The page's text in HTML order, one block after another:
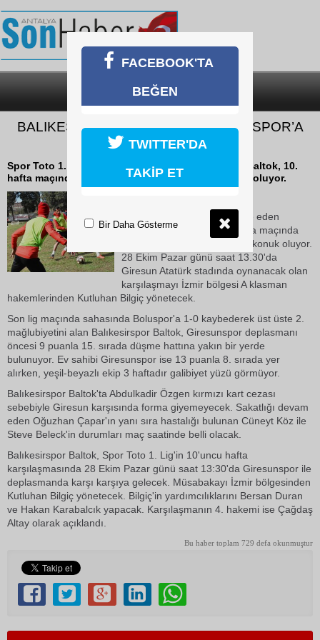
SON DAKİKA
BALIKESİRSPOR BALTOK GİRESUNSPOR’A
KONUK OLUYOR
Spor Toto 1. Lig'de mücadele eden Balıkesirspor Baltok, 10.
hafta maçında deplasmanda Giresunspor'a konuk oluyor.
Spor Toto 1. Lig'de mücadele eden
Balıkesirspor Baltok, 10. hafta maçında
deplasmanda Giresunspor'a konuk oluyor.
28 Ekim Pazar günü saat 13.30'da
Giresun Atatürk stadında oynanacak olan
karşılaşmayı İzmir bölgesi A klasman
hakemlerinden Kutluhan Bilgiç yönetecek.
Son lig maçında sahasında Boluspor'a 1-0 kaybederek üst üste 2.
mağlubiyetini alan Balıkesirspor Baltok, Giresunspor deplasmanı
öncesi 9 puanla 15. sırada düşme hattına yakın bir yerde
bulunuyor. Ev sahibi Giresunspor ise 13 puanla 8. sırada yer
alırken, yeşil-beyazlı ekip 3 haftadır galibiyet yüzü görmüyor.
Balıkesirspor Baltok'ta Abdulkadir Özgen kırmızı kart cezası
sebebiyle Giresun karşısında forma giyemeyecek. Sakatlığı devam
eden Oğuzhan Çapar'ın yanı sıra hastalığı bulunan Cüneyt Köz ile
Steve Beleck'in durumları maç saatinde belli olacak.
Balıkesirspor Baltok, Spor Toto 1. Lig'in 10'uncu hafta
karşılaşmasında 28 Ekim Pazar günü saat 13:30'da Giresunspor ile
deplasmanda karşı karşıya gelecek. Müsabakayı İzmir bölgesinden
Kutluhan Bilgiç yönetecek. Bilgiç'in yardımcılıklarını Bersan Duran
ve Hakan Karabalcık yapacak. Karşılaşmanın 4. hakemi ise Çağdaş
Altay olarak açıklandı.
Bu haber toplam 729 defa okunmuştur
FACEBOOK'TA
BEĞEN
TWITTER'DA
TAKİP ET
Bir Daha Gösterme